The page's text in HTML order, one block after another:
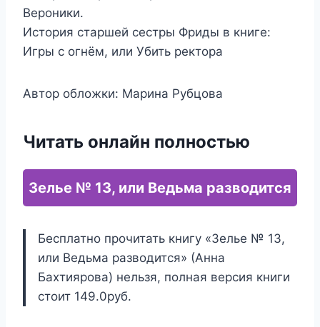
Вероники.
История старшей сестры Фриды в книге:
Игры с огнём, или Убить ректора
Автор обложки: Марина Рубцова
Читать онлайн полностью
Зелье № 13, или Ведьма разводится
Бесплатно прочитать книгу «Зелье № 13,
или Ведьма разводится» (Анна
Бахтиярова) нельзя, полная версия книги
стоит 149.0руб.